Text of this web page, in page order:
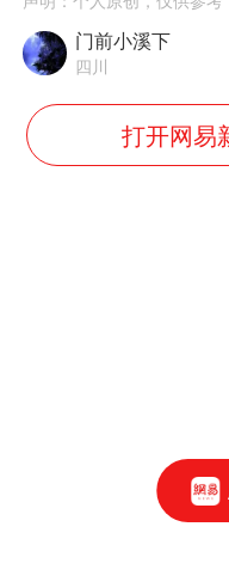
门前小溪下
四川
打开网易